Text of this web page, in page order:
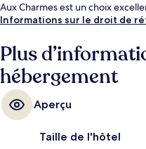
Aux Charmes est un choix
Informations sur le droit de
Plus
hébergement
Aperçu
Taille de l'hôtel